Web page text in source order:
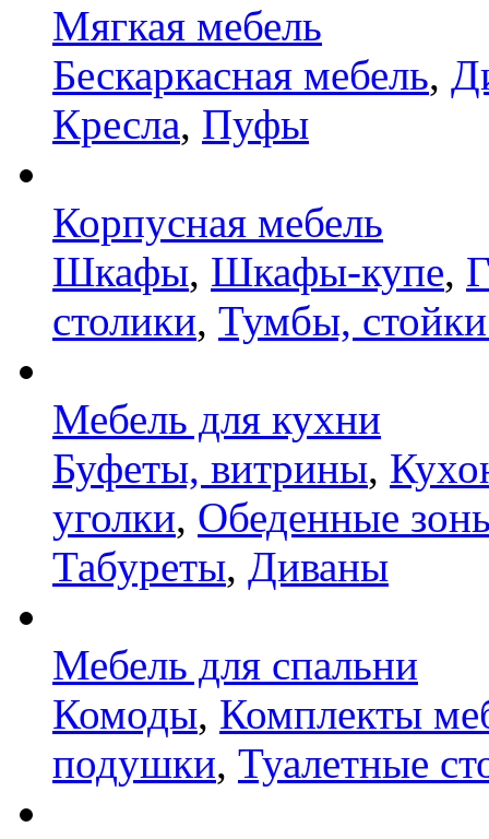
Мягкая мебель
Бескаркасная мебель,
Кресла, Пуфы
Корпусная мебель
Шкафы, Шкафы-купе,
столики, Тумбы,
Мебель для кухни
Буфеты, витрины,
уголки, Обеденные
Табуреты, Диваны
Мебель для спальни
Комоды, Комплекты
подушки, Туалетные